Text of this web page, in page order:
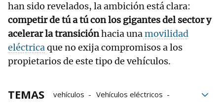
han sido revelados, la ambición está clara:
competir de tú a tú con los gigantes del sector y
acelerar la transiciónhacia una movilidad
eléctrica que no exija compromisos a los
propietarios de este tipo de vehículos.
TEMAS vehículos
Vehículos eléctricos